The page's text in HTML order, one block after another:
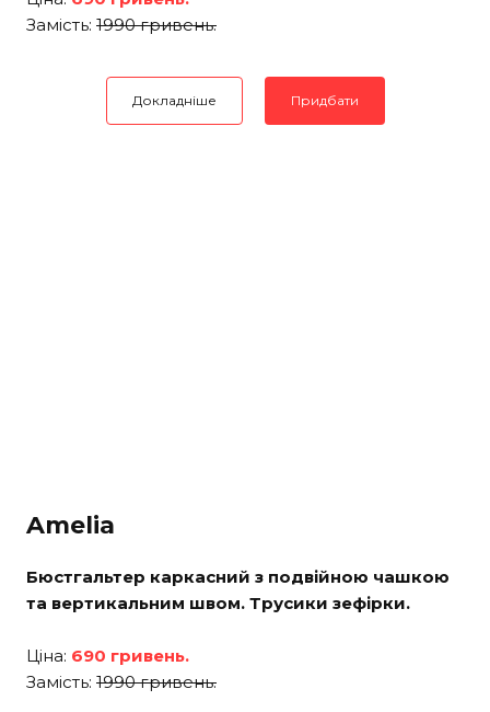
Замість: 1990 гривень.
Докладніше Придбати
Amelia
Бюстгальтер каркасний з подвійною чашкою
та вертикальним швом. Трусики зефірки.
Ціна: 690 гривень.
Замість: 1990 гривень.